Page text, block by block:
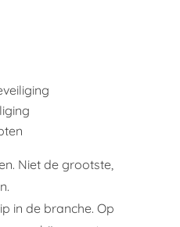
Niet de grootste,
in de branche. Op